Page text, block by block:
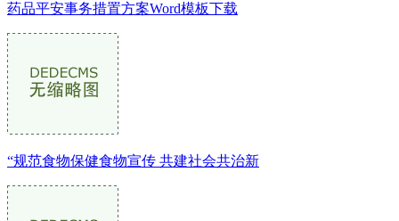
药品平安事务措置方案Word模板下载
“规范食物保健食物宣传 共建社会共治新